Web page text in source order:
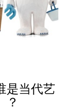
当代艺
？